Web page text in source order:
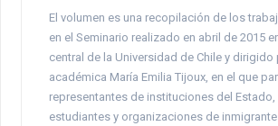
El volumen es una recopilación de los
en el Seminario realizado en abril de 2015
central de la Universidad de Chile y dirigido
académica María Emilia Tijoux, en el que
representantes de instituciones del
estudiantes y organizaciones de